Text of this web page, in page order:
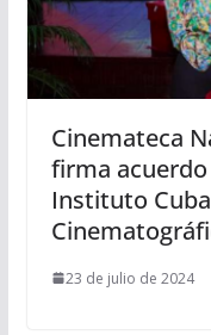
Cinemateca
firma
Instituto
23 de julio de 2024